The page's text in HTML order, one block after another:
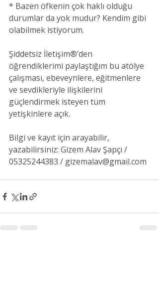
* Bazen öfkenin çok haklı olduğu
durumlar da yok mudur? Kendim gibi
olabilmek istiyorum.
Şiddetsiz İletişim®’den
öğrendiklerimi paylaştığım bu atölye
çalışması, ebeveynlere, eğitmenlere
ve sevdikleriyle ilişkilerini
güçlendirmek isteyen tüm
yetişkinlere açık.
Bilgi ve kayıt için arayabilir,
yazabilirsiniz: Gizem Alav Şapçı /
05325244383 / gizemalav@gmail.com